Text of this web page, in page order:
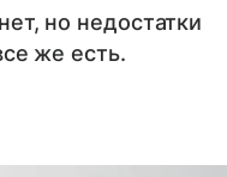
но недостатки
же есть.